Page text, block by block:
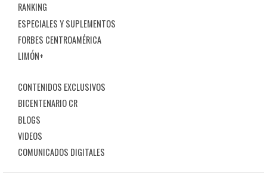
RANKING
ESPECIALES Y SUPLEMENTOS
FORBES CENTROAMÉRICA
LIMÓN+
CONTENIDOS EXCLUSIVOS
BICENTENARIO CR
BLOGS
VIDEOS
COMUNICADOS DIGITALES